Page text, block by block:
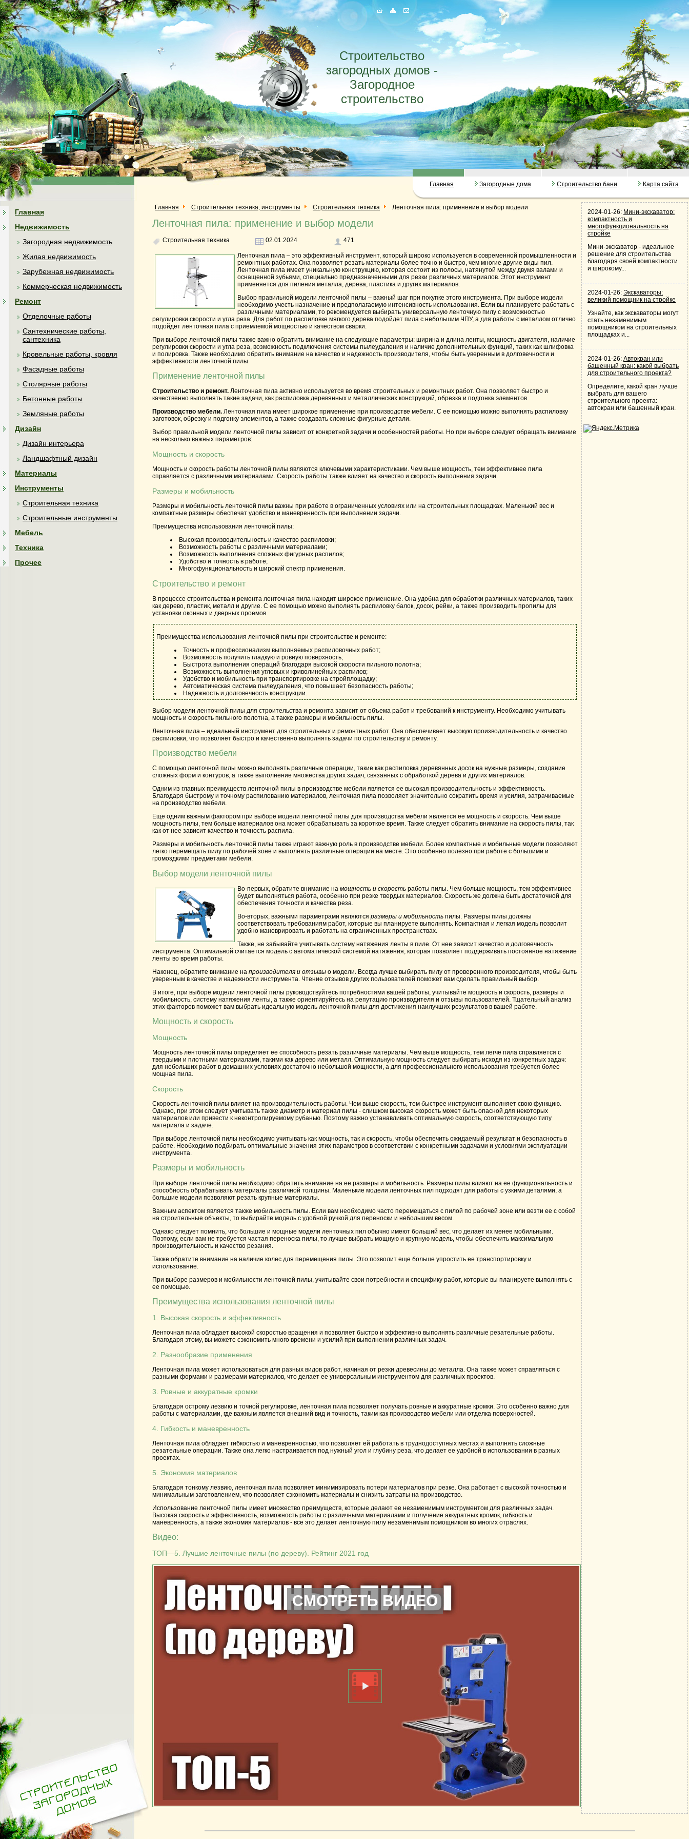
Строительство
загородных домов -
Загородное
строительство
Главная Загородные дома Строительство бани Карта сайта
Главная
Недвижимость
Загородная недвижимость
Жилая недвижимость
Зарубежная недвижимость
Коммерческая недвижимость
Ремонт
Отделочные работы
Сантехнические работы,
сантехника
Кровельные работы, кровля
Фасадные работы
Столярные работы
Бетонные работы
Земляные работы
Дизайн
Дизайн интерьера
Ландшафтный дизайн
Материалы
Инструменты
Строительная техника
Строительные инструменты
Мебель
Техника
Прочее
Главная Строительная техника, инструменты Строительная техника Ленточная пила: применение и выбор модели
Ленточная пила: применение и выбор модели
Строительная техника 02.01.2024 471
Ленточная пила – это эффективный инструмент, который широко используется в современной промышленности и
ремонтных работах. Она позволяет резать материалы более точно и быстро, чем многие другие виды пил.
Ленточная пила имеет уникальную конструкцию, которая состоит из полосы, натянутой между двумя валами и
оснащенной зубьями, специально предназначенными для резки различных материалов. Этот инструмент
применяется для пиления металла, дерева, пластика и других материалов.
Выбор правильной модели ленточной пилы – важный шаг при покупке этого инструмента. При выборе модели
необходимо учесть назначение и предполагаемую интенсивность использования. Если вы планируете работать с
различными материалами, то рекомендуется выбирать универсальную ленточную пилу с возможностью
регулировки скорости и угла реза. Для работ по распиловке мягкого дерева подойдет пила с небольшим ЧПУ, а для работы с металлом отлично
подойдет ленточная пила с приемлемой мощностью и качеством сварки.
При выборе ленточной пилы также важно обратить внимание на следующие параметры: ширина и длина ленты, мощность двигателя, наличие
регулировки скорости и угла реза, возможность подключения системы пылеудаления и наличие дополнительных функций, таких как шлифовка
и полировка. Также необходимо обратить внимание на качество и надежность производителя, чтобы быть уверенным в долговечности и
эффективности ленточной пилы.
Применение ленточной пилы
Строительство и ремонт. Ленточная пила активно используется во время строительных и ремонтных работ. Она позволяет быстро и
качественно выполнять такие задачи, как распиловка деревянных и металлических конструкций, обрезка и подгонка элементов.
Производство мебели. Ленточная пила имеет широкое применение при производстве мебели. С ее помощью можно выполнять распиловку
заготовок, обрезку и подгонку элементов, а также создавать сложные фигурные детали.
Выбор правильной модели ленточной пилы зависит от конкретной задачи и особенностей работы. Но при выборе следует обращать внимание
на несколько важных параметров:
Мощность и скорость
Мощность и скорость работы ленточной пилы являются ключевыми характеристиками. Чем выше мощность, тем эффективнее пила
справляется с различными материалами. Скорость работы также влияет на качество и скорость выполнения задачи.
Размеры и мобильность
Размеры и мобильность ленточной пилы важны при работе в ограниченных условиях или на строительных площадках. Маленький вес и
компактные размеры обеспечат удобство и маневренность при выполнении задачи.
Преимущества использования ленточной пилы:
Высокая производительность и качество распиловки;
Возможность работы с различными материалами;
Возможность выполнения сложных фигурных распилов;
Удобство и точность в работе;
Многофункциональность и широкий спектр применения.
Строительство и ремонт
В процессе строительства и ремонта ленточная пила находит широкое применение. Она удобна для обработки различных материалов, таких
как дерево, пластик, металл и другие. С ее помощью можно выполнять распиловку балок, досок, рейки, а также производить пропилы для
установки оконных и дверных проемов.
Преимущества использования ленточной пилы при строительстве и ремонте:
Точность и профессионализм выполняемых распиловочных работ;
Возможность получить гладкую и ровную поверхность;
Быстрота выполнения операций благодаря высокой скорости пильного полотна;
Возможность выполнения угловых и криволинейных распилов;
Удобство и мобильность при транспортировке на стройплощадку;
Автоматическая система пылеудаления, что повышает безопасность работы;
Надежность и долговечность конструкции.
Выбор модели ленточной пилы для строительства и ремонта зависит от объема работ и требований к инструменту. Необходимо учитывать
мощность и скорость пильного полотна, а также размеры и мобильность пилы.
Ленточная пила – идеальный инструмент для строительных и ремонтных работ. Она обеспечивает высокую производительность и качество
распиловки, что позволяет быстро и качественно выполнять задачи по строительству и ремонту.
Производство мебели
С помощью ленточной пилы можно выполнять различные операции, такие как распиловка деревянных досок на нужные размеры, создание
сложных форм и контуров, а также выполнение множества других задач, связанных с обработкой дерева и других материалов.
Одним из главных преимуществ ленточной пилы в производстве мебели является ее высокая производительность и эффективность.
Благодаря быстрому и точному распилованию материалов, ленточная пила позволяет значительно сократить время и усилия, затрачиваемые
на производство мебели.
Еще одним важным фактором при выборе модели ленточной пилы для производства мебели является ее мощность и скорость. Чем выше
мощность пилы, тем больше материалов она может обрабатывать за короткое время. Также следует обратить внимание на скорость пилы, так
как от нее зависит качество и точность распила.
Размеры и мобильность ленточной пилы также играют важную роль в производстве мебели. Более компактные и мобильные модели позволяют
легко перемещать пилу по рабочей зоне и выполнять различные операции на месте. Это особенно полезно при работе с большими и
громоздкими предметами мебели.
Выбор модели ленточной пилы
Во-первых, обратите внимание на мощность и скорость работы пилы. Чем больше мощность, тем эффективнее
будет выполняться работа, особенно при резке твердых материалов. Скорость же должна быть достаточной для
обеспечения точности и качества реза.
Во-вторых, важными параметрами являются размеры и мобильность пилы. Размеры пилы должны
соответствовать требованиям работ, которые вы планируете выполнять. Компактная и легкая модель позволит
удобно маневрировать и работать на ограниченных пространствах.
Также, не забывайте учитывать систему натяжения ленты в пиле. От нее зависит качество и долговечность
инструмента. Оптимальной считается модель с автоматической системой натяжения, которая позволяет поддерживать постоянное натяжение
ленты во время работы.
Наконец, обратите внимание на производителя и отзывы о модели. Всегда лучше выбирать пилу от проверенного производителя, чтобы быть
уверенным в качестве и надежности инструмента. Чтение отзывов других пользователей поможет вам сделать правильный выбор.
В итоге, при выборе модели ленточной пилы руководствуйтесь потребностями вашей работы, учитывайте мощность и скорость, размеры и
мобильность, систему натяжения ленты, а также ориентируйтесь на репутацию производителя и отзывы пользователей. Тщательный анализ
этих факторов поможет вам выбрать идеальную модель ленточной пилы для достижения наилучших результатов в вашей работе.
Мощность и скорость
Мощность
Мощность ленточной пилы определяет ее способность резать различные материалы. Чем выше мощность, тем легче пила справляется с
твердыми и плотными материалами, такими как дерево или металл. Оптимальную мощность следует выбирать исходя из конкретных задач:
для небольших работ в домашних условиях достаточно небольшой мощности, а для профессионального использования требуется более
мощная пила.
Скорость
Скорость ленточной пилы влияет на производительность работы. Чем выше скорость, тем быстрее инструмент выполняет свою функцию.
Однако, при этом следует учитывать также диаметр и материал пилы - слишком высокая скорость может быть опасной для некоторых
материалов или привести к неконтролируемому рубанью. Поэтому важно устанавливать оптимальную скорость, соответствующую типу
материала и задаче.
При выборе ленточной пилы необходимо учитывать как мощность, так и скорость, чтобы обеспечить ожидаемый результат и безопасность в
работе. Необходимо подбирать оптимальные значения этих параметров в соответствии с конкретными задачами и условиями эксплуатации
инструмента.
Размеры и мобильность
При выборе ленточной пилы необходимо обратить внимание на ее размеры и мобильность. Размеры пилы влияют на ее функциональность и
способность обрабатывать материалы различной толщины. Маленькие модели ленточных пил подходят для работы с узкими деталями, а
большие модели позволяют резать крупные материалы.
Важным аспектом является также мобильность пилы. Если вам необходимо часто перемещаться с пилой по рабочей зоне или везти ее с собой
на строительные объекты, то выбирайте модель с удобной ручкой для переноски и небольшим весом.
Однако следует помнить, что большие и мощные модели ленточных пил обычно имеют больший вес, что делает их менее мобильными.
Поэтому, если вам не требуется частая переноска пилы, то лучше выбрать мощную и крупную модель, чтобы обеспечить максимальную
производительность и качество резания.
Также обратите внимание на наличие колес для перемещения пилы. Это позволит еще больше упростить ее транспортировку и
использование.
При выборе размеров и мобильности ленточной пилы, учитывайте свои потребности и специфику работ, которые вы планируете выполнять с
ее помощью.
Преимущества использования ленточной пилы
1. Высокая скорость и эффективность
Ленточная пила обладает высокой скоростью вращения и позволяет быстро и эффективно выполнять различные резательные работы.
Благодаря этому, вы можете сэкономить много времени и усилий при выполнении различных задач.
2. Разнообразие применения
Ленточная пила может использоваться для разных видов работ, начиная от резки древесины до металла. Она также может справляться с
разными формами и размерами материалов, что делает ее универсальным инструментом для различных проектов.
3. Ровные и аккуратные кромки
Благодаря острому лезвию и точной регулировке, ленточная пила позволяет получать ровные и аккуратные кромки. Это особенно важно для
работы с материалами, где важным является внешний вид и точность, таким как производство мебели или отделка поверхностей.
4. Гибкость и маневренность
Ленточная пила обладает гибкостью и маневренностью, что позволяет ей работать в труднодоступных местах и выполнять сложные
резательные операции. Также она легко настраивается под нужный угол и глубину реза, что делает ее удобной в использовании в разных
проектах.
5. Экономия материалов
Благодаря тонкому лезвию, ленточная пила позволяет минимизировать потери материалов при резке. Она работает с высокой точностью и
минимальным заготовлением, что позволяет сэкономить материалы и снизить затраты на производство.
Использование ленточной пилы имеет множество преимуществ, которые делают ее незаменимым инструментом для различных задач.
Высокая скорость и эффективность, возможность работы с различными материалами и получение аккуратных кромок, гибкость и
маневренность, а также экономия материалов - все это делает ленточную пилу незаменимым помощником во многих отраслях.
Видео:
ТОП—5. Лучшие ленточные пилы (по дереву). Рейтинг 2021 год
СМОТРЕТЬ ВИДЕО
2024-01-26: Мини-экскаватор:
компактность и
многофункциональность на
стройке
Мини-экскаватор - идеальное
решение для строительства
благодаря своей компактности
и широкому...
2024-01-26: Экскаваторы:
великий помощник на стройке
Узнайте, как экскаваторы могут
стать незаменимым
помощником на строительных
площадках и...
2024-01-26: Автокран или
башенный кран: какой выбрать
для строительного проекта?
Определите, какой кран лучше
выбрать для вашего
строительного проекта:
автокран или башенный кран.